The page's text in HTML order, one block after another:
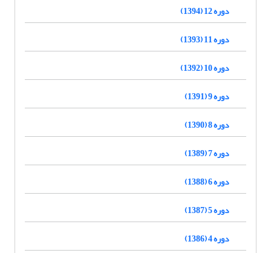
دوره 12 (1394)
دوره 11 (1393)
دوره 10 (1392)
دوره 9 (1391)
دوره 8 (1390)
دوره 7 (1389)
دوره 6 (1388)
دوره 5 (1387)
دوره 4 (1386)